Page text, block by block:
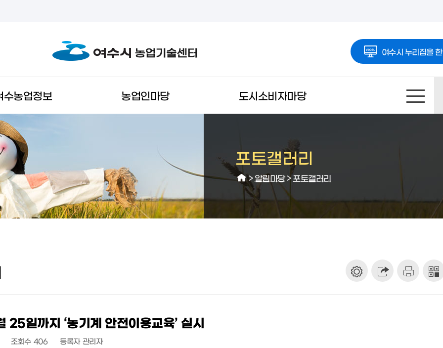
여수시 누리집을
수농업정보 농업인마당 도시소비자마당
포토갤러리
> 알림마당> 포토갤러리
25일까지 ‘농기계 안전이용교육’ 실시
조회수 406 등록자 관리자